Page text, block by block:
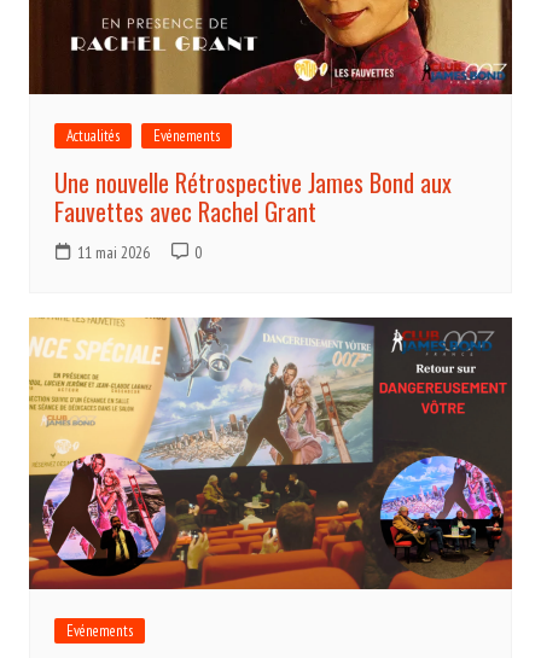
Actualités Evénements
Une nouvelle Rétrospective James Bond aux
Fauvettes avec Rachel Grant
11 mai 2026 0
Evénements